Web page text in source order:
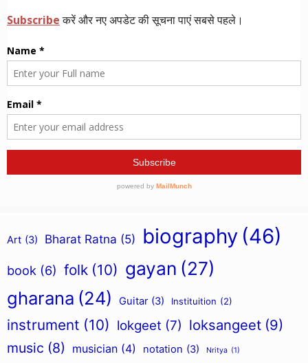
Art (3) Bharat Ratna (5) biography (46)
book (6) folk (10) gayan (27)
gharana (24) Guitar (3) Instituition (2)
instrument (10) lokgeet (7) loksangeet (9)
music (8) musician (4) notation (3) Nritya (1)